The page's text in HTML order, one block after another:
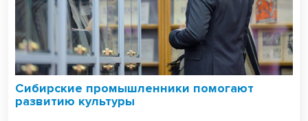
Сибирские промышленники помогают
развитию культуры